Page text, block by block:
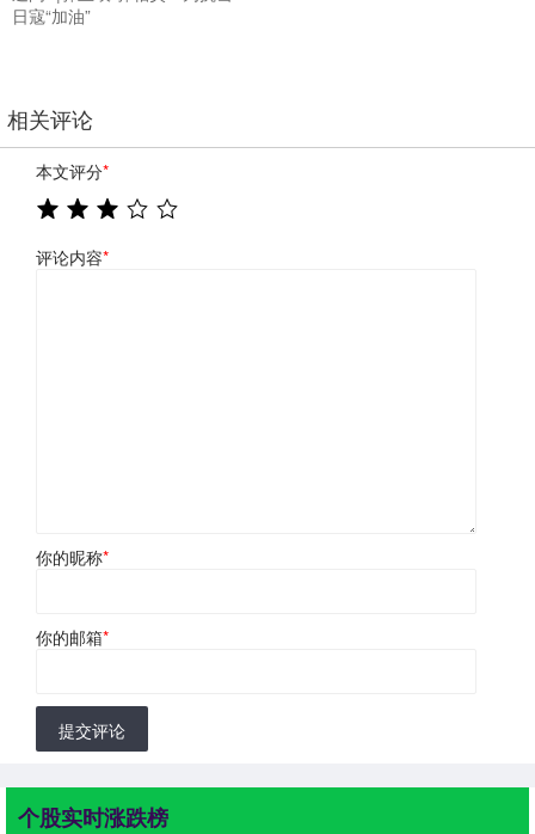
日寇“加油”
相关评论
本文评分*
评论内容*
你的昵称*
你的邮箱*
提交评论
个股实时涨跌榜